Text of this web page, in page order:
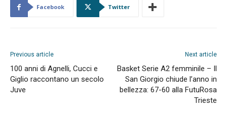
Facebook Twitter
Previous article
100 anni di Agnelli, Cucci e
Giglio raccontano un secolo
Juve
Next article
Basket Serie A2 femminile – Il
San Giorgio chiude l’anno in
bellezza: 67-60 alla FutuRosa
Trieste